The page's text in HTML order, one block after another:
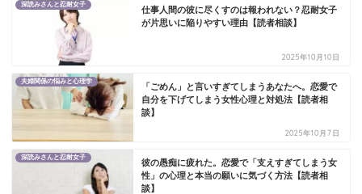
深読みさんと忍耐女子
仕事人間の彼に尽くすのは報われない？忍耐女子
が片思いに陥りやすい理由【読者相談】
2025年10月10日
夫婦関係の悩みと心理学
「ごめん」と言いすぎてしまうあなたへ。恋愛で
自分を下げてしまう女性心理と対処法【読者相
談】
2025年10月7日
深読みさんと忍耐女子
彼の愚痴に疲れた。恋愛で「支えすぎてしまう女
性」の心理と本当の願いに気づく方法【読者相
談】